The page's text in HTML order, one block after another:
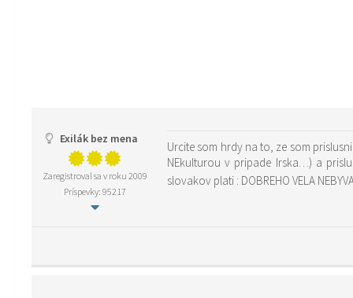
Exilák bez mena
Zaregistroval sa v roku 2009
Príspevky: 95217
Urcite som hrdy na to, ze som
NEkulturou v pripade Irska…) a
slovakov plati : DOBREHO VELA